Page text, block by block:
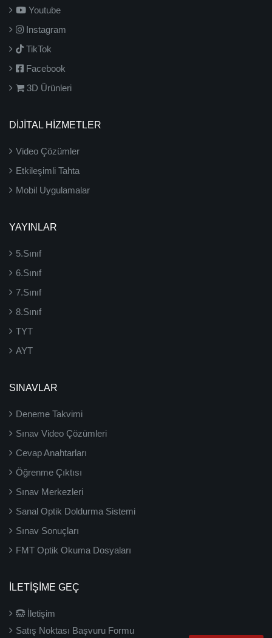
Youtube
Instagram
TikTok
Facebook
3D Ürünleri
DİJİTAL HİZMETLER
Video Çözümler
Etkileşimli Tahta
Mobil Uygulamalar
YAYINLAR
5.Sınıf
6.Sınıf
7.Sınıf
8.Sınıf
TYT
AYT
SINAVLAR
Deneme Takvimi
Sınav Video Çözümleri
Cevap Anahtarları
Öğrenme Çıktısı
Sınav Merkezleri
Sanal Optik Doldurma Sistemi
Sınav Sonuçları
FMT Optik Okuma Dosyaları
İLETIŞIME GEÇ
İletişim
Satış Noktası Başvuru Formu